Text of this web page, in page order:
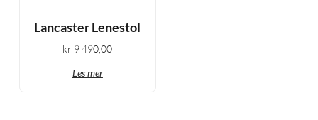
Lancaster Lenestol
kr 9 490,00
Les mer